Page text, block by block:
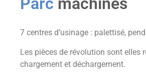
7 centres d’usinage : palettisé,
Les pièces de révolution sont elles
chargement et déchargement.